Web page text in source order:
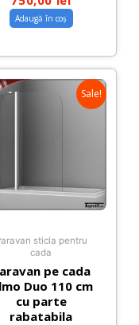
Adaugă în coș
Sale!
sticla pentru
cada
pe cada
Duo 110 cm
cu parte
rabatabila